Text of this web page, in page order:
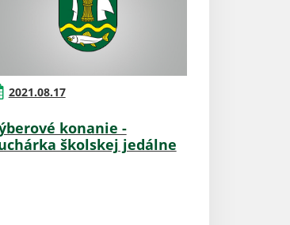
2021.08.17
konanie -
školskej jedálne